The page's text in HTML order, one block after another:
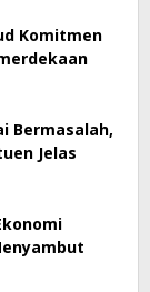
Komitmen
Bermasalah,
Jelas